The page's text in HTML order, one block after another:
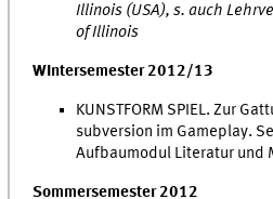
Illinois (USA), s. auch
of Illinois
WIntersemester 2012/13
KUNSTFORM SPIEL. Zur
subversion im Gameplay.
Aufbaumodul Literatur und
Sommersemester 2012